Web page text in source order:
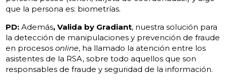
que la persona es: biometrías.
PD: Además, Valida by Gradiant, nuestra solución para
la detección de manipulaciones y prevención de fraude
en procesosonline, ha llamado la atención entre los
asistentes de la RSA, sobre todo aquellos que son
responsables de fraude y seguridad de la información.